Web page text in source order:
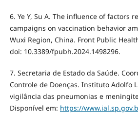
6. Ye Y, Su A. The influence of factors
campaigns on vaccination behavior
Wuxi Region, China. Front Public
doi: 10.3389/fpubh.2024.1498296.
7. Secretaria de Estado da Saúde.
Controle de Doenças. Instituto Adolfo
vigilância das pneumonias e
Disponível em: https://